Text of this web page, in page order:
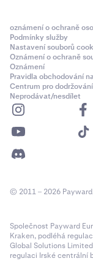
oznámení o ochraně
Podmínky služby
Nastavení souborů
Oznámení o ochraně
Oznámení
Pravidla obchodování
Centrum pro
Neprodávat/nesdílet
© 2011 – 2026
Společnost Payward
Kraken, podléhá
Global Solutions
regulaci Irské centrální